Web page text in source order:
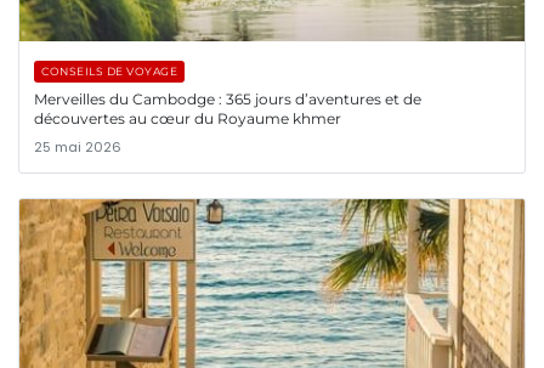
CONSEILS DE VOYAGE
Merveilles du Cambodge : 365 jours d’aventures et de
découvertes au cœur du Royaume khmer
25 mai 2026